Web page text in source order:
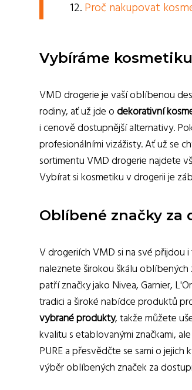
Proč nakupovat
Vybíráme
VMD drogerie je vaší oblíbenou
rodiny, ať už jde odekorativní
i cenově dostupnější alternativy.
profesionálními vizážisty. Ať už se
sortimentu VMD drogerie najdete
Vybírat si kosmetiku v drogerii je
Oblíbené značky za
V drogeriích VMD si na své přijdou
naleznete širokou škálu
patří značky jako Nivea, Garnier,
tradici a široké nabídce produktů
vybrané produkty, takže můžete
kvalitu s etablovanými značkami,
PURE a přesvědčte se sami o
výběr oblíbených značek za